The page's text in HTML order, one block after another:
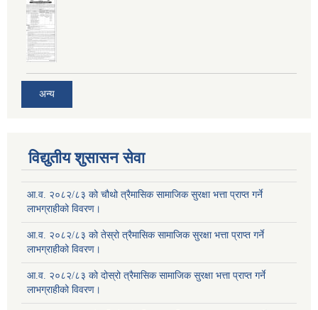
अन्य
विद्युतीय शुसासन सेवा
आ.व. २०८२/८३ को चौथो त्रैमासिक सामाजिक सुरक्षा भत्ता प्राप्त गर्ने
लाभग्राहीको विवरण।
आ.व. २०८२/८३ को तेस्रो त्रैमासिक सामाजिक सुरक्षा भत्ता प्राप्त गर्ने
लाभग्राहीको विवरण।
आ.व. २०८२/८३ को दोस्रो त्रैमासिक सामाजिक सुरक्षा भत्ता प्राप्त गर्ने
लाभग्राहीको विवरण।